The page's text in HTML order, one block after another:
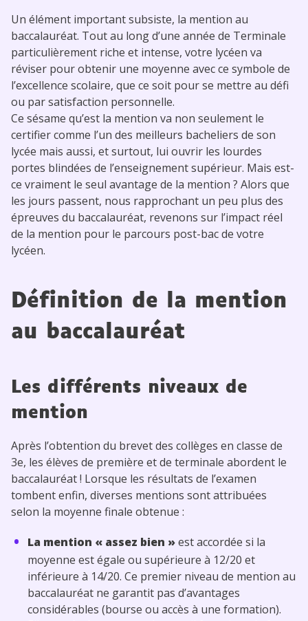
Un élément important subsiste, la mention au
baccalauréat. Tout au long d’une année de Terminale
particulièrement riche et intense, votre lycéen va
réviser pour obtenir une moyenne avec ce symbole de
l’excellence scolaire, que ce soit pour se mettre au défi
ou par satisfaction personnelle.
Ce sésame qu’est la mention va non seulement le
certifier comme l’un des meilleurs bacheliers de son
lycée mais aussi, et surtout, lui ouvrir les lourdes
portes blindées de l’enseignement supérieur. Mais est-
ce vraiment le seul avantage de la mention ? Alors que
les jours passent, nous rapprochant un peu plus des
épreuves du baccalauréat, revenons sur l’impact réel
de la mention pour le parcours post-bac de votre
lycéen.
Définition de la mention
au baccalauréat
Les différents niveaux de
mention
Après l’obtention du brevet des collèges en classe de
3e, les élèves de première et de terminale abordent le
baccalauréat ! Lorsque les résultats de l’examen
tombent enfin, diverses mentions sont attribuées
selon la moyenne finale obtenue :
La mention « assez bien »est accordée si la
moyenne est égale ou supérieure à 12/20 et
inférieure à 14/20. Ce premier niveau de mention au
baccalauréat ne garantit pas d’avantages
considérables (bourse ou accès à une formation).